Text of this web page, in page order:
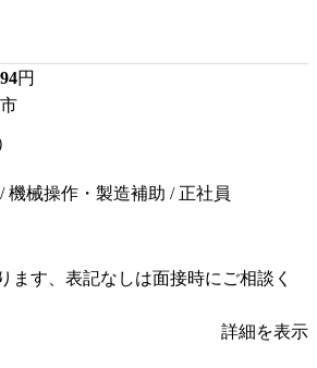
円
機械操作・製造補助 / 正社員
ます、表記なしは面接時にご相談く
詳細を表示